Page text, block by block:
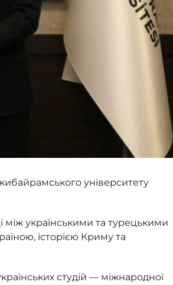
університету
між українськими та турецькими
історією Криму та
студій — міжнародної